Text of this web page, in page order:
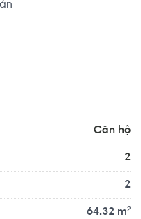
theo Quốc Lộ 13, cách
SkyLine với quận 12. Di
xe. Cư dân Opal
Quốc Lộ 13 hiện
Căn hộ
2
2
64.32 m²